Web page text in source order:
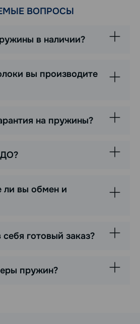
ВОПРОСЫ
в наличии?
вы производите
на пружины?
ли вы обмен и
готовый заказ?
пружин?